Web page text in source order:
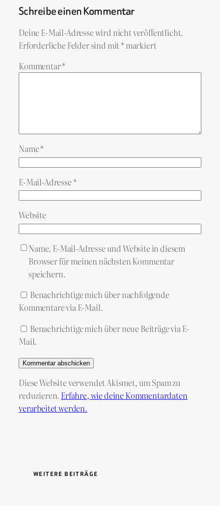
Schreibe einen Kommentar
Deine E-Mail-Adresse wird nicht veröffentlicht.
Erforderliche Felder sind mit* markiert
Kommentar*
Name*
E-Mail-Adresse *
Website
Name, E-Mail-Adresse und Website in diesem
Browser für meinen nächsten Kommentar
speichern.
Benachrichtige mich über nachfolgende
Kommentare via E-Mail.
Benachrichtige mich über neue Beiträge via E-
Mail.
Diese Website verwendet Akismet, um Spam zu
reduzieren. Erfahre, wie deine Kommentardaten
verarbeitet werden.
WEITERE BEITRÄGE